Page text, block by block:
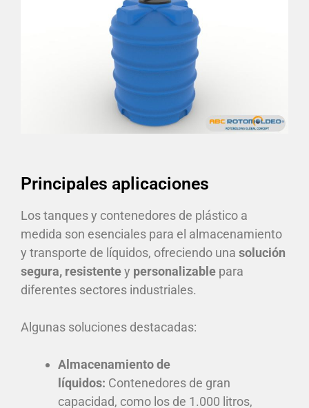
Principales aplicaciones
Los tanques y contenedores de plástico a
medida son esenciales para el almacenamiento
y transporte de líquidos, ofreciendo una solución
segura, resistentey personalizable para
diferentes sectores industriales.
Algunas soluciones destacadas:
Almacenamiento de
líquidos: Contenedores de gran
capacidad, como los de 1.000 litros,